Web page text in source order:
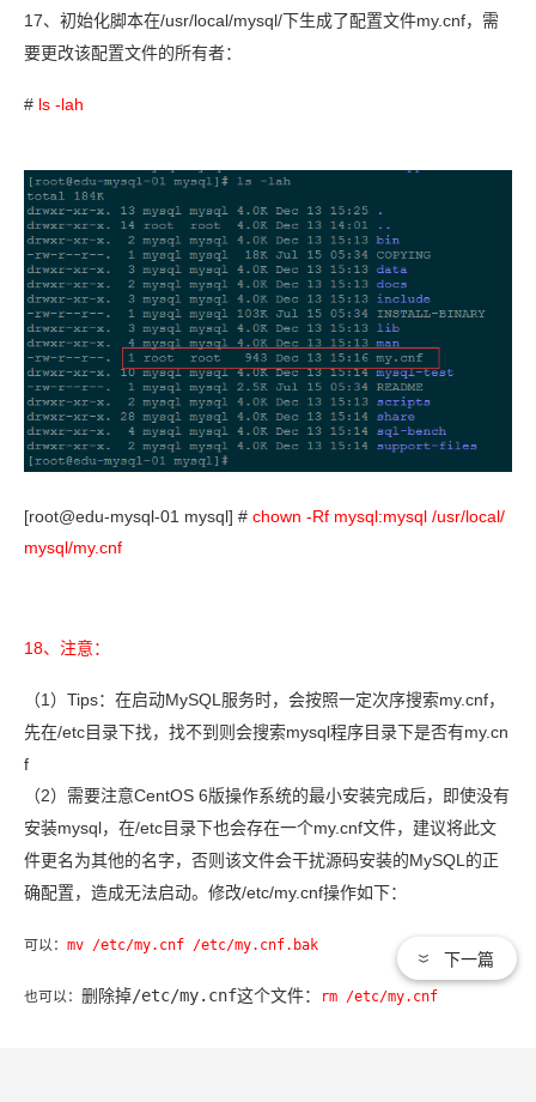
17、 初始化脚本在/usr/local/mysql/ 下生成了配置文件my.cnf，需
要更改该配置文件的所有者：
# ls -lah
[root@edu-mysql-01 mysql] # chown -Rf mysql:mysql /usr/local/
mysql/my.cnf
18、注意：
（1 ） Tips：在启动MySQL 服务时，会按照一定次序搜索my.cnf，
先在/etc 目录下找，找不到则会搜索mysql程序目录下是否有my.cn
f
（2）需要注意CentOS 6版操作系统的最小安装完成后，即使没有
安装mysql，在/etc 目录下也会存在一个my.cnf文件，建议将此文
件更名为其他的名字，否则该文件会干扰源码安装的MySQL 的正
确配置，造成无法启动。修改/etc/my.cnf操作如下：
可以： mv /etc/my.cnf /etc/my.cnf.bak
也可以： 删除掉/etc/my.cnf这个文件： rm /etc/my.cnf
下一篇